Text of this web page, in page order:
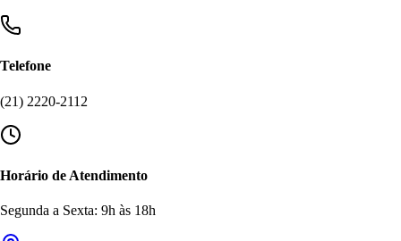
Telefone
(21) 2220-2112
Horário de Atendimento
Segunda a Sexta: 9h às 18h